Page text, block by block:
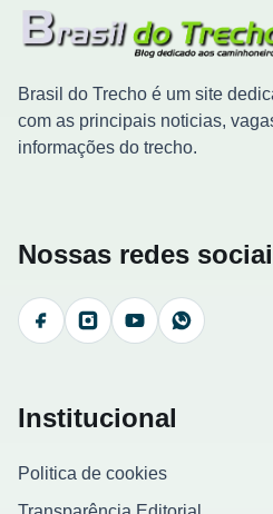
Brasil do Trecho é um site
com as principais noticias,
informações do trecho.
Nossas redes
FacebookInstagramYouTubeWhatsApp
Institucional
Politica de cookies